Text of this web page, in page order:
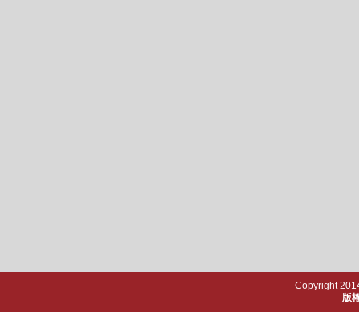
Copyright
版